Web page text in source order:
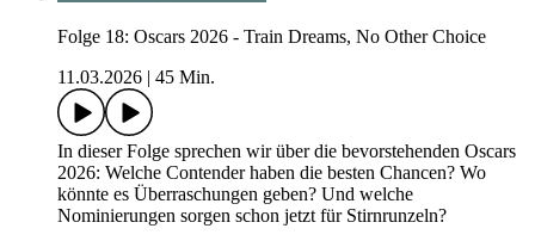
Folge 18: Oscars 2026 - Train Dreams, No Other Choice
11.03.2026
45 Min.
In dieser Folge sprechen wir über die bevorstehenden Oscars
2026: Welche Contender haben die besten Chancen? Wo
könnte es Überraschungen geben? Und welche
Nominierungen sorgen schon jetzt für Stirnrunzeln?